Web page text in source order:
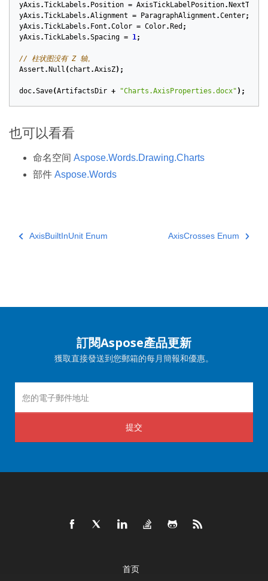
yAxis .TickLabels . Position = AxisTickLabelPosition.
yAxis .TickLabels .Alignment = ParagraphAlignment .Center;
yAxis .TickLabels . Font .Color = Color. Red ;
yAxis .TickLabels .Spacing = 1;
// 柱状图没有 Z 轴。
Assert . Null ( chart .AxisZ);
doc.Save(ArtifactsDir + "Charts.AxisProperties.docx" );
也可以看看
命名空间 Aspose.Words.Drawing.Charts
部件 Aspose.Words
AxisBuiltInUnit Enum AxisCrosses Enum
訂閱Aspose產品更新
獲取直接發送到您郵箱的每月簡報和優惠。
提交
首页